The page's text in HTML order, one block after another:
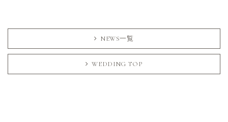
NEWS一覧
WEDDING TOP